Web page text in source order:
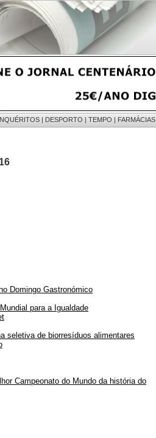
| DESPORTO | TEMPO | FARMÁCIAS
Domingo Gastronómico
para a Igualdade
seletiva de biorresíduos alimentares
Campeonato do Mundo da história do